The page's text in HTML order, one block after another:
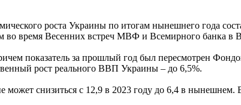
роста Украины по итогам нынешнего года
во время Весенних встреч МВФ и Всемирного банка в
показатель за прошлый год был пересмотрен
рост реального ВВП Украины – до 6,5%.
снизиться с 12,9 в 2023 году до 6,4 в нынешнем.